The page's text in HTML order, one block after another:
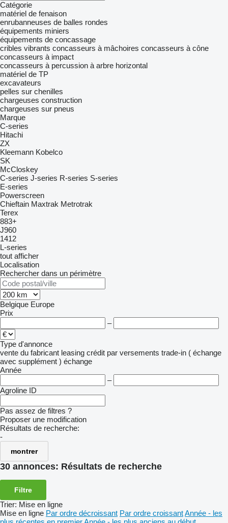
Catégorie
matériel de fenaison
enrubanneuses de balles rondes
équipements miniers
équipements de concassage
cribles vibrants concasseurs à mâchoires concasseurs à cône
concasseurs à impact
concasseurs à percussion à arbre horizontal
matériel de TP
excavateurs
pelles sur chenilles
chargeuses construction
chargeuses sur pneus
Marque
C-series
Hitachi
ZX
Kleemann Kobelco
SK
McCloskey
C-series J-series R-series S-series
E-series
Powerscreen
Chieftain Maxtrak Metrotrak
Terex
883+
J960
1412
L-series
tout afficher
Localisation
Rechercher dans un périmètre
Belgique Europe
Prix
–
Type d'annonce
vente du fabricant leasing crédit par versements trade-in ( échange
avec supplément ) échange
Année
–
Agroline ID
Pas assez de filtres ?
Proposer une modification
Résultats de recherche:
-
montrer
30 annonces: Résultats de recherche
Filtre
Trier: Mise en ligne
Mise en ligne Par ordre décroissant Par ordre croissantAnnée - les